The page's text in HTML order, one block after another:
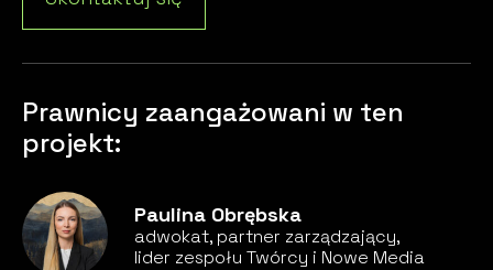
Prawnicy zaangażowani w ten
projekt:
Paulina Obrębska
adwokat, partner zarządzający,
lider zespołu Twórcy i Nowe Media